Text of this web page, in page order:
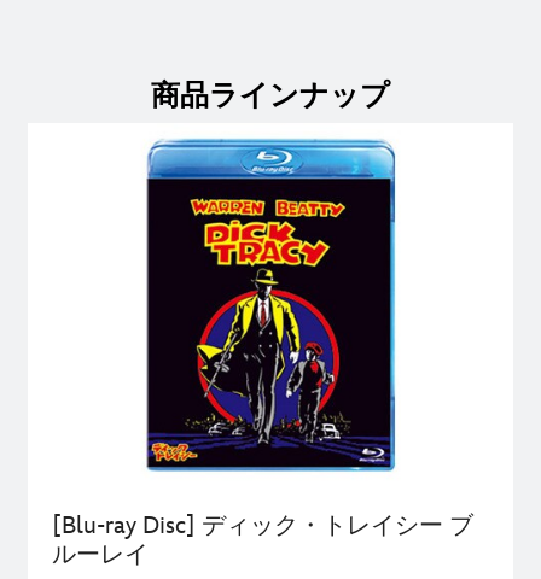
商品ラインナップ
[Blu-ray Disc] ディック・トレイシー ブ
ルーレイ